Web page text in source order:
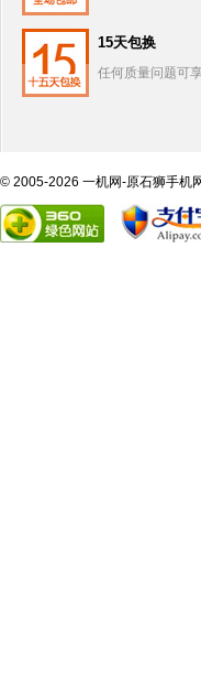
15天包换
任何质量问题可
© 2005-2026 一机网-原石狮手机